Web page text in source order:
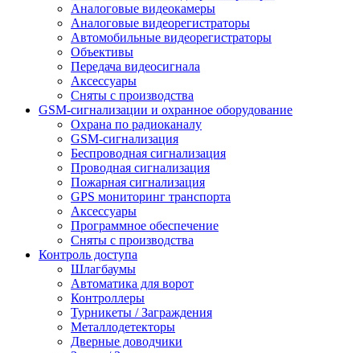
Аналоговые видеокамеры
Аналоговые видеорегистраторы
Автомобильные видеорегистраторы
Объективы
Передача видеосигнала
Аксессуары
Сняты с производства
GSM-сигнализации и охранное оборудование
Охрана по радиоканалу
GSM-сигнализация
Беспроводная сигнализация
Проводная сигнализация
Пожарная сигнализация
GPS мониторинг транспорта
Аксессуары
Программное обеспечение
Сняты с производства
Контроль доступа
Шлагбаумы
Автоматика для ворот
Контроллеры
Турникеты / Заграждения
Металлодетекторы
Дверные доводчики